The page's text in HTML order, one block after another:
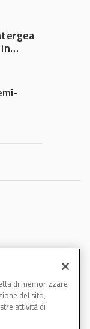
in
di memorizzare
del sito,
attività di